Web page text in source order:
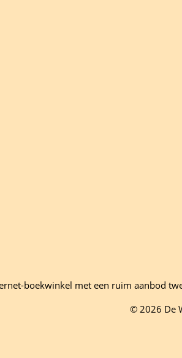
boekwinkel met een ruim aanbod
© 2026 De